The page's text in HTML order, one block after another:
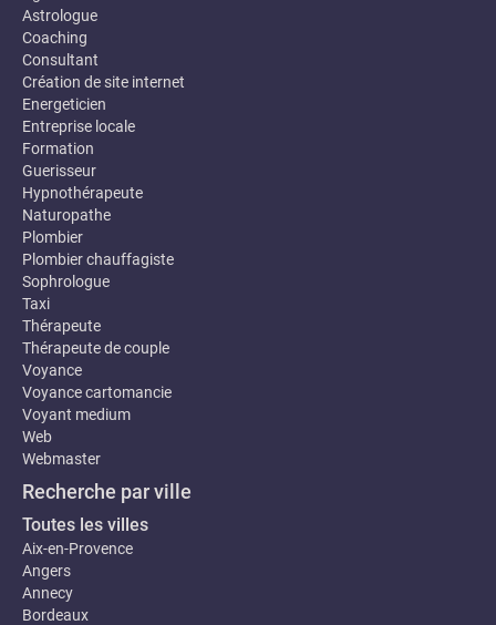
Astrologue
Coaching
Consultant
Création de site internet
Energeticien
Entreprise locale
Formation
Guerisseur
Hypnothérapeute
Naturopathe
Plombier
Plombier chauffagiste
Sophrologue
Taxi
Thérapeute
Thérapeute de couple
Voyance
Voyance cartomancie
Voyant medium
Web
Webmaster
Recherche par ville
Toutes les villes
Aix-en-Provence
Angers
Annecy
Bordeaux